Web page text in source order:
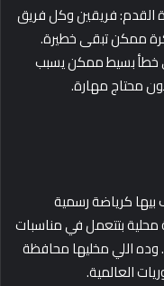
القدم: فريقين وكل فريق
ممكن تبقى خطيرة.
خطأ بسيط ممكن يسبب
محتاج مهارة.
بيها كرياضة رسمية
بتتعمل في مناسبات
اللي مخليها محافظة
العالمية.